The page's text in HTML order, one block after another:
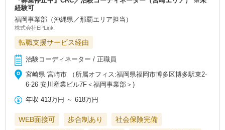
経験可
福岡事業部（沖縄県／那覇エリア担当）
株式会社EPLink
転職支援サービス経由
治験コーディネーター / 正職員
宮崎県 宮崎市 （所属オフィス:福岡県福岡市博多区博多駅東2-
6-26 安川産業ビル7F＜福岡事業部＞)
年収 413万円 ～618万円
WEB面接可 歩合制あり
社会保険完備